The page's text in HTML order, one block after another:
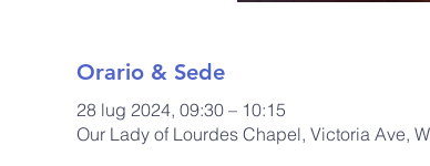
Orario & Sede
28 lug 2024, 09:30 – 10:15
Our Lady of Lourdes Chapel, Victoria Ave,